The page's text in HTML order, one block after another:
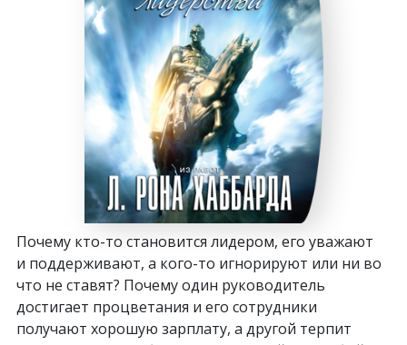
Почему кто-то становится лидером, его уважают
и поддерживают, а кого-то игнорируют или ни во
что не ставят? Почему один руководитель
достигает процветания и его сотрудники
получают хорошую зарплату, а другой терпит